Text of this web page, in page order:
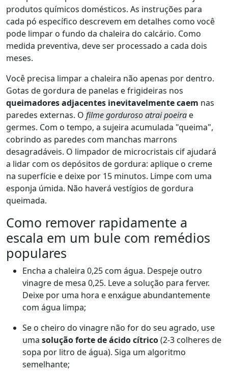
produtos químicos domésticos. As instruções para
cada pó específico descrevem em detalhes como você
pode limpar o fundo da chaleira do calcário. Como
medida preventiva, deve ser processado a cada dois
meses.
Você precisa limpar a chaleira não apenas por dentro.
Gotas de gordura de panelas e frigideiras nos
queimadores adjacentes inevitavelmente caem nas
paredes externas. O filme gorduroso atrai poeira e
germes. Com o tempo, a sujeira acumulada "queima",
cobrindo as paredes com manchas marrons
desagradáveis. O limpador de microcristais cifajudará
a lidar com os depósitos de gordura: aplique o creme
na superfície e deixe por 15 minutos. Limpe com uma
esponja úmida. Não haverá vestígios de gordura
queimada.
Como remover rapidamente a
escala em um bule com remédios
populares
Encha a chaleira 0,25 com água. Despeje outro
vinagre de mesa 0,25. Leve a solução para ferver.
Deixe por uma hora e enxágue abundantemente
com água limpa;
Se o cheiro do vinagre não for do seu agrado, use
uma solução forte de ácido cítrico(2-3 colheres de
sopa por litro de água). Siga um algoritmo
semelhante;